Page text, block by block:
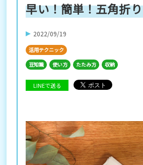
早い！簡単！五角折り
2022/09/19
活用テクニック
豆知識
使い方 たたみ方 収納
LINEで送る